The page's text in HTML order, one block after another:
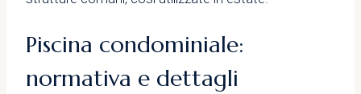
Piscina condominiale:
normativa e dettagli